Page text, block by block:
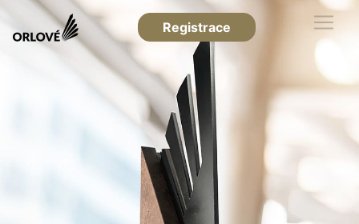
Registrace